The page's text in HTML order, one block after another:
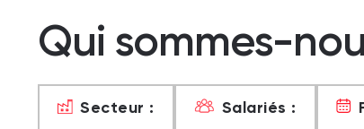
Qui sommes-
Secteur : Salariés :